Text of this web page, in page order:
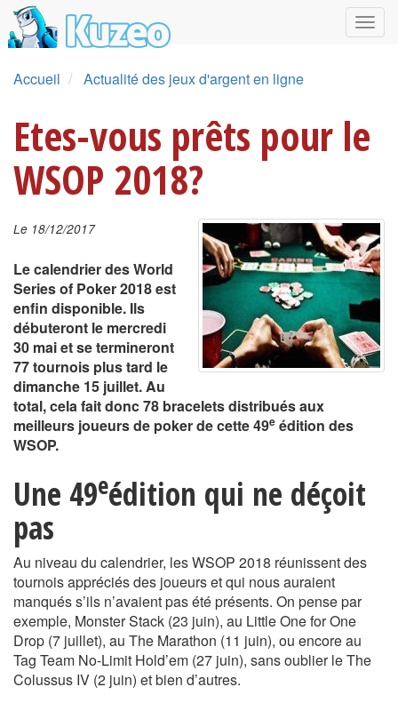
Accueil Actualité des jeux d'argent en ligne
Etes-vous prêts pour le
WSOP 2018?
Le 18/12/2017
Le calendrier des World
Series of Poker 2018 est
enfin disponible. Ils
débuteront le mercredi
30 mai et se termineront
77 tournois plus tard le
dimanche 15 juillet. Au
total, cela fait donc 78 bracelets distribués aux
meilleurs joueurs de poker de cette 49e édition des
WSOP.
Une 49eédition qui ne déçoit
pas
Au niveau du calendrier, les WSOP 2018 réunissent des
tournois appréciés des joueurs et qui nous auraient
manqués s’ils n’avaient pas été présents. On pense par
exemple, Monster Stack (23 juin), au Little One for One
Drop (7 juillet), au The Marathon (11 juin), ou encore au
Tag Team No-Limit Hold’em (27 juin), sans oublier le The
Colussus IV (2 juin) et bien d’autres.